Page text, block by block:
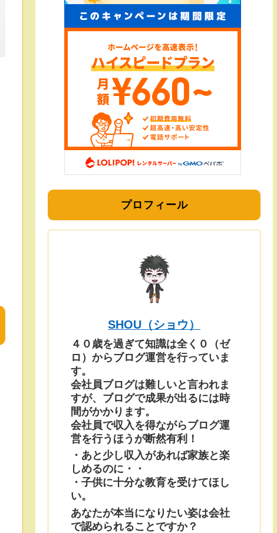
プロフィール
SHOU（ショウ）
４０歳を過ぎて知識は全く０（ゼ
ロ）からブログ運営を行っていま
す。
会社員ブログは難しいと言われま
すが、ブログで成果が出るには時
間がかかります。
会社員で収入を得ながらブログ運
営を行うほうが断然有利！
・あと少し収入があれば家族と楽
しめるのに・・
・子供に十分な教育を受けてほし
い。
あなたが本当になりたい姿は会社
で認められることですか？